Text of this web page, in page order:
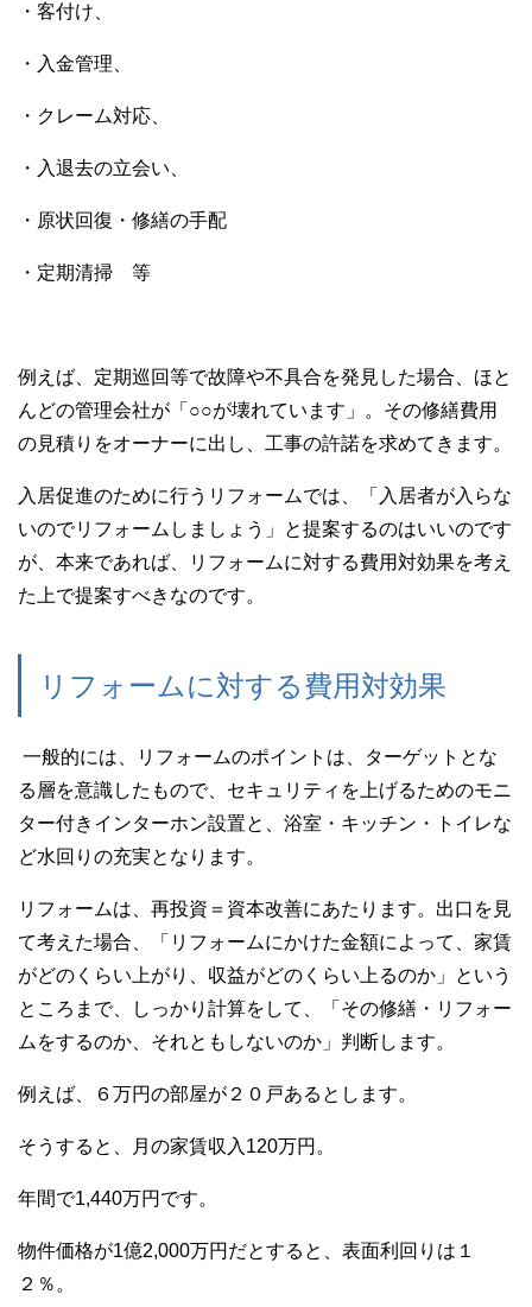
・客付け、
・入金管理、
・クレーム対応、
・入退去の立会い、
・原状回復・修繕の手配
・定期清掃 等
例えば、定期巡回等で故障や不具合を発見した場合、ほと
んどの管理会社が「○○が壊れています」。その修繕費用
の見積りをオーナーに出し、工事の許諾を求めてきます。
入居促進のために行うリフォームでは、「入居者が入らな
いのでリフォームしましょう」と提案するのはいいのです
が、本来であれば、リフォームに対する費用対効果を考え
た上で提案すべきなのです。
リフォームに対する費用対効果
一般的には、リフォームのポイントは、ターゲットとな
る層を意識したもので、セキュリティを上げるためのモニ
ター付きインターホン設置と、浴室・キッチン・トイレな
ど水回りの充実となります。
リフォームは、再投資＝資本改善にあたります。出口を見
て考えた場合、「リフォームにかけた金額によって、家賃
がどのくらい上がり、収益がどのくらい上るのか」という
ところまで、しっかり計算をして、「その修繕・リフォー
ムをするのか、それともしないのか」判断します。
例えば、６万円の部屋が２０戸あるとします。
そうすると、月の家賃収入120万円。
年間で1,440万円です。
物件価格が1億2,000万円だとすると、表面利回りは１
２％。